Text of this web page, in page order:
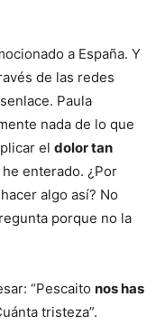
a España. Y
de las redes
Paula
nada de lo que
el dolor tan
enterado. ¿Por
algo así? No
porque no la
“Pescaito nos has
tristeza”.